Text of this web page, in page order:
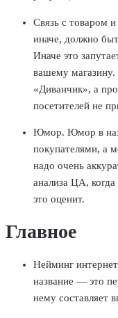
Связь с товаром
иначе, должно
Иначе это
вашему магазину.
«Диванчик», а
посетителей не
Юмор. Юмор в
покупателями, а
надо очень
анализа ЦА,
это оценит.
Главное
Нейминг
название — это
нему составляет